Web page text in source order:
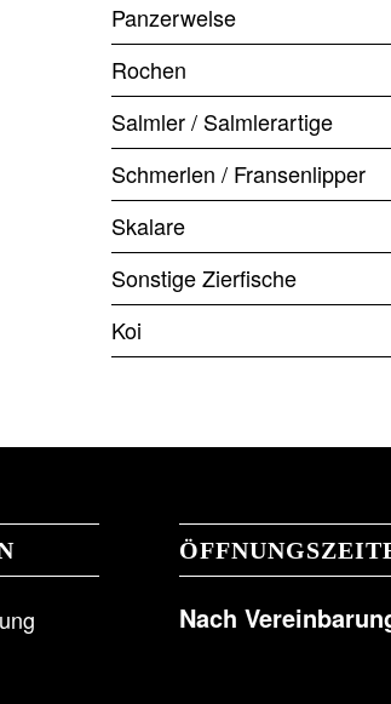
Panzerwelse
Rochen
Salmler / Salmlerartige
Schmerlen / Fransenlipper
Skalare
Sonstige Zierfische
Koi
Nach